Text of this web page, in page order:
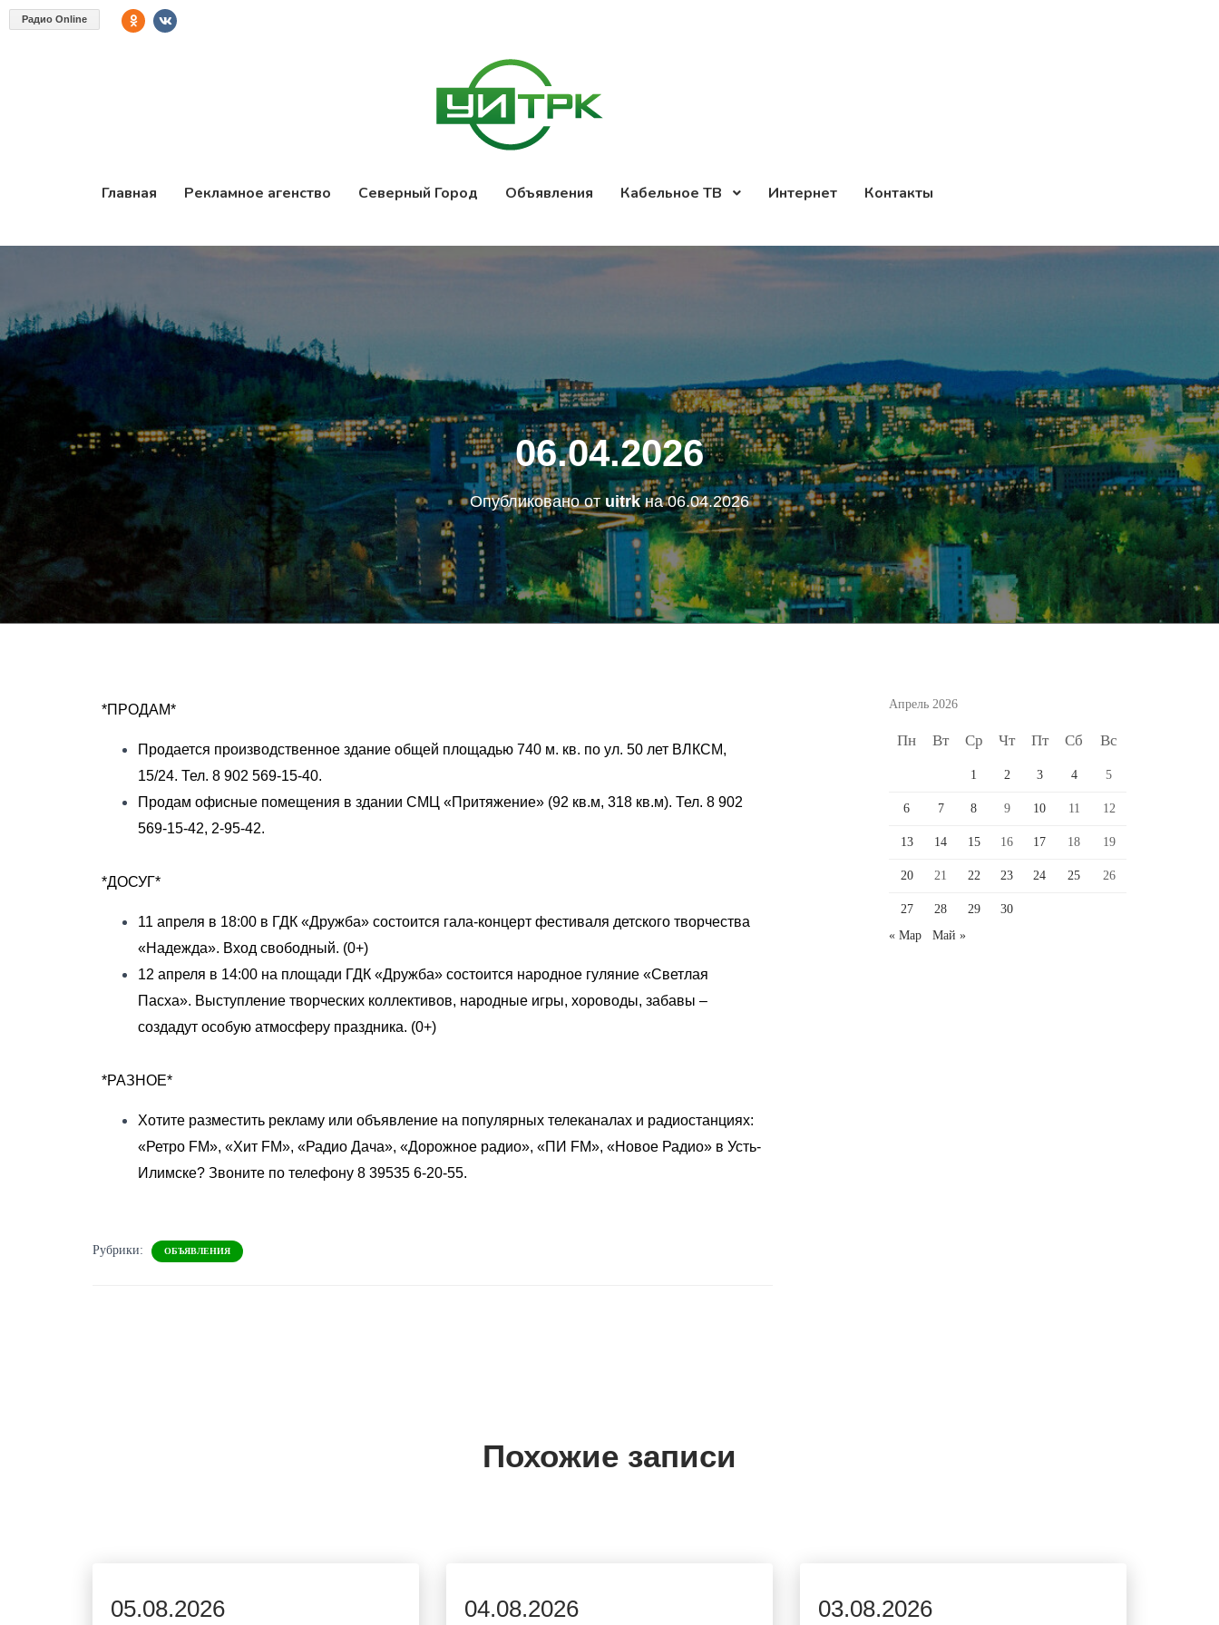
Радио Online
Главная Рекламное агенство Северный Город Объявления Кабельное ТВ Интернет Контакты
06.04.2026
Опубликовано отuitrkна06.04.2026
*ПРОДАМ*
Продается производственное здание общей площадью 740 м. кв. по ул. 50 лет ВЛКСМ,
15/24. Тел. 8 902 569-15-40.
Продам офисные помещения в здании СМЦ «Притяжение» (92 кв.м, 318 кв.м). Тел. 8 902
569-15-42, 2-95-42.
*ДОСУГ*
11 апреля в 18:00 в ГДК «Дружба» состоится гала-концерт фестиваля детского творчества
«Надежда». Вход свободный. (0+)
12 апреля в 14:00 на площади ГДК «Дружба» состоится народное гуляние «Светлая
Пасха». Выступление творческих коллективов, народные игры, хороводы, забавы –
создадут особую атмосферу праздника. (0+)
*РАЗНОЕ*
Хотите разместить рекламу или объявление на популярных телеканалах и радиостанциях:
«Ретро FM», «Хит FM», «Радио Дача», «Дорожное радио», «ПИ FM», «Новое Радио» в Усть-
Илимске? Звоните по телефону 8 39535 6-20-55.
Рубрики: ОБЪЯВЛЕНИЯ
Апрель 2026
Пн Вт Ср Чт Пт Сб Вс
1 2 3 4 5
6 7 8 9 10 11 12
13 14 15 16 17 18 19
20 21 22 23 24 25 26
27 28 29
30
« Мар
Май »
Похожие записи
05.08.2026 04.08.2026 03.08.2026